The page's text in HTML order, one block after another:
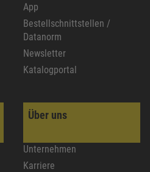
App
Bestellschnittstellen /
Datanorm
Newsletter
Katalogportal
Über uns
Unternehmen
Karriere